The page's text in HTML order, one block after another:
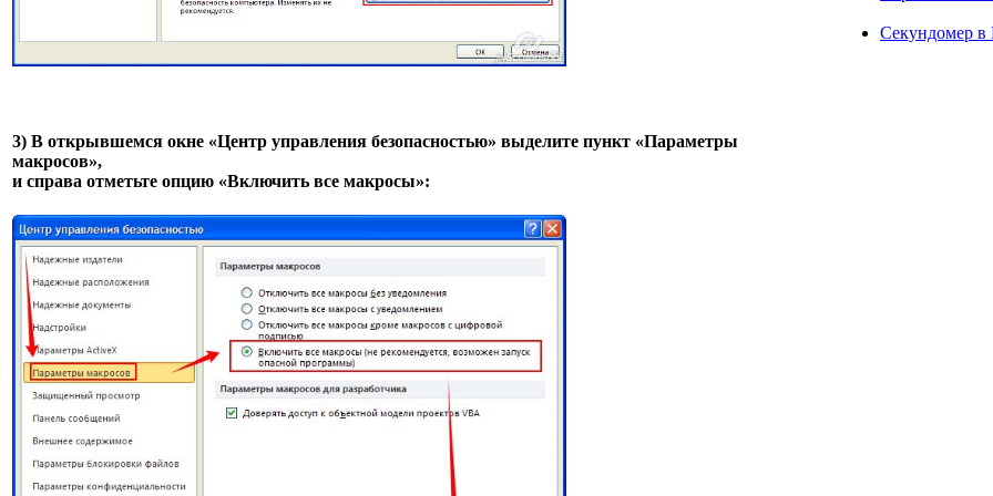
3) В открывшемся окне «Центр управления безопасностью» выделите пункт «Параметры
макросов»,
и справа отметьте опцию «Включить все макросы»:
Секундомер в